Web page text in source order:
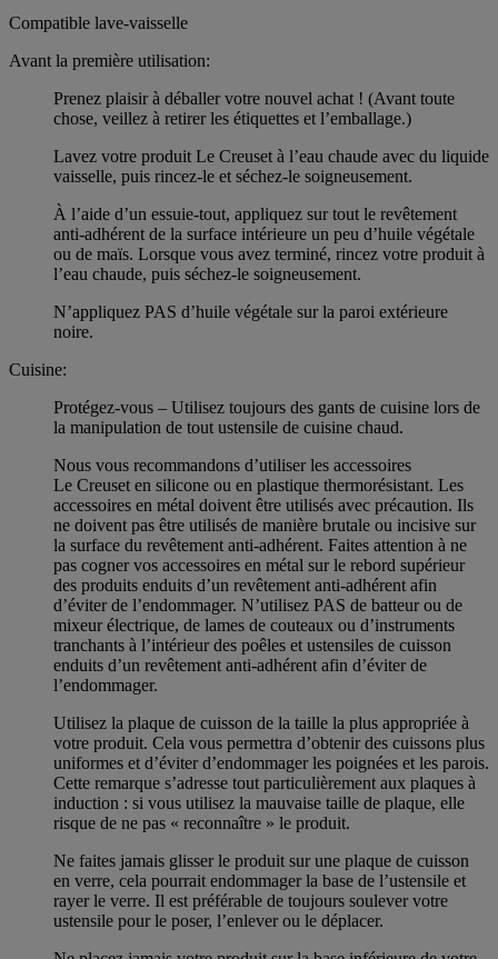
Compatible lave-vaisselle
Avant la première utilisation:
Prenez plaisir à déballer votre nouvel achat ! (Avant toute
chose, veillez à retirer les étiquettes et l’emballage.)
Lavez votre produit Le Creuset à l’eau chaude avec du liquide
vaisselle, puis rincez-le et séchez-le soigneusement.
À l’aide d’un essuie-tout, appliquez sur tout le revêtement
anti-adhérent de la surface intérieure un peu d’huile végétale
ou de maïs. Lorsque vous avez terminé, rincez votre produit à
l’eau chaude, puis séchez-le soigneusement.
N’appliquez PAS d’huile végétale sur la paroi extérieure
noire.
Cuisine:
Protégez-vous – Utilisez toujours des gants de cuisine lors de
la manipulation de tout ustensile de cuisine chaud.
Nous vous recommandons d’utiliser les accessoires
Le Creuset en silicone ou en plastique thermorésistant. Les
accessoires en métal doivent être utilisés avec précaution. Ils
ne doivent pas être utilisés de manière brutale ou incisive sur
la surface du revêtement anti-adhérent. Faites attention à ne
pas cogner vos accessoires en métal sur le rebord supérieur
des produits enduits d’un revêtement anti-adhérent afin
d’éviter de l’endommager. N’utilisez PAS de batteur ou de
mixeur électrique, de lames de couteaux ou d’instruments
tranchants à l’intérieur des poêles et ustensiles de cuisson
enduits d’un revêtement anti-adhérent afin d’éviter de
l’endommager.
Utilisez la plaque de cuisson de la taille la plus appropriée à
votre produit. Cela vous permettra d’obtenir des cuissons plus
uniformes et d’éviter d’endommager les poignées et les parois.
Cette remarque s’adresse tout particulièrement aux plaques à
induction : si vous utilisez la mauvaise taille de plaque, elle
risque de ne pas « reconnaître » le produit.
Ne faites jamais glisser le produit sur une plaque de cuisson
en verre, cela pourrait endommager la base de l’ustensile et
rayer le verre. Il est préférable de toujours soulever votre
ustensile pour le poser, l’enlever ou le déplacer.